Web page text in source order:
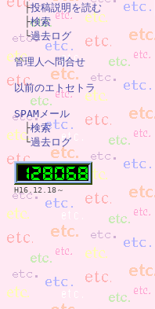
├投稿説明を読む
├検索
└過去ログ
管理人へ問合せ
以前のエトセトラ
SPAMメール
├検索
└過去ログ
H16.12.18～